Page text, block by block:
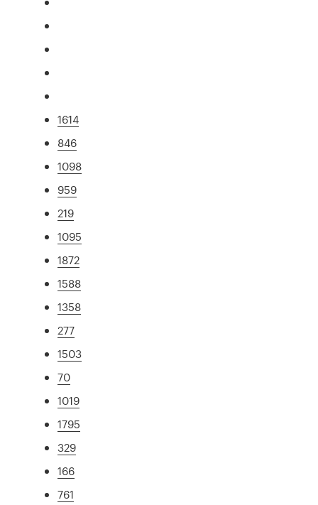
1614
846
1098
959
219
1095
1872
1588
1358
277
1503
70
1019
1795
329
166
761